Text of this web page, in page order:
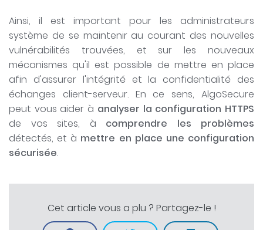
Ainsi, il est important pour les administrateurs
système de se maintenir au courant des nouvelles
vulnérabilités trouvées, et sur les nouveaux
mécanismes qu'il est possible de mettre en place
afin d'assurer l'intégrité et la confidentialité des
échanges client-serveur. En ce sens, AlgoSecure
peut vous aider à analyser la configuration HTTPS
de vos sites, à comprendre les problèmes
détectés, et à mettre en place une configuration
sécurisée.
Cet article vous a plu ? Partagez-le !